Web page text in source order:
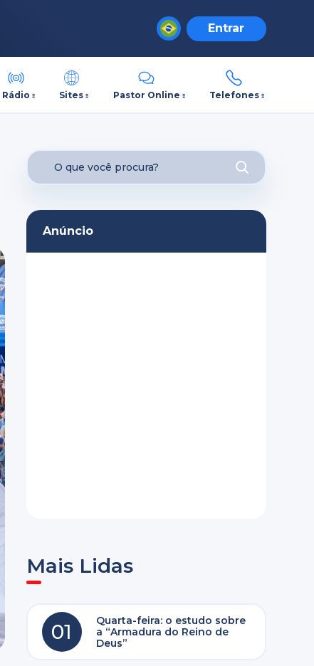
Entrar
Rádio Sites Pastor Online Telefones
Anúncio
Mais Lidas
01
Quarta-feira: o estudo sobre
a “Armadura do Reino de
Deus”